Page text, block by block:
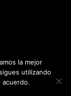
la mejor
utilizando
acuerdo.